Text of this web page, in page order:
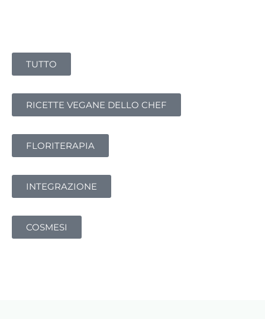
TUTTO
RICETTE VEGANE DELLO CHEF
FLORITERAPIA
INTEGRAZIONE
COSMESI